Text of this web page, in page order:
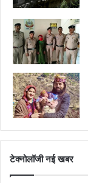
टेक्नोलॉजी नई खबर